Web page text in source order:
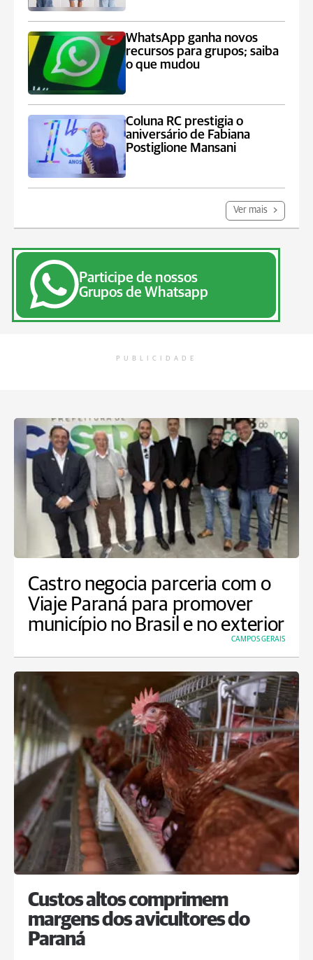
WhatsApp ganha novos
recursos para grupos; saiba
o que mudou
Coluna RC prestigia o
aniversário de Fabiana
Postiglione Mansani
Ver mais
Participe de nossos
Grupos de Whatsapp
PUBLICIDADE
Castro negocia parceria com o
Viaje Paraná para promover
município no Brasil e no exterior
CAMPOS GERAIS
Custos altos comprimem
margens dos avicultores do
Paraná